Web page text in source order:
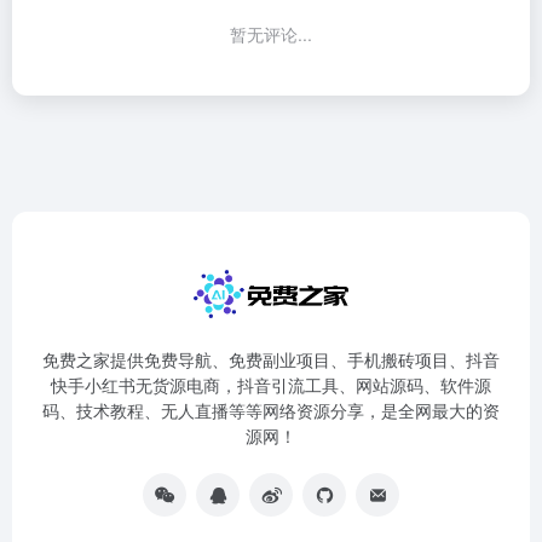
暂无评论...
免费之家提供免费导航、免费副业项目、手机搬砖项目、抖音
快手小红书无货源电商，抖音引流工具、网站源码、软件源
码、技术教程、无人直播等等网络资源分享，是全网最大的资
源网！